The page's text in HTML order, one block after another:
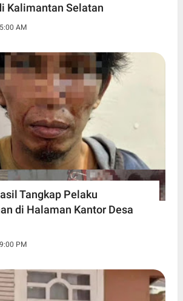
Kalimantan Selatan
AM
Tangkap Pelaku
di Halaman Kantor Desa
PM